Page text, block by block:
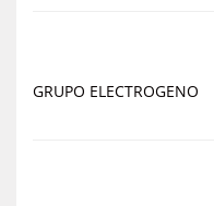
GRUPO ELECTROGENO